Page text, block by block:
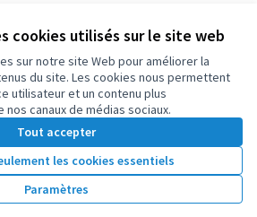
cookies utilisés sur le site web
sur notre site Web pour améliorer la
du site. Les cookies nous permettent
utilisateur et un contenu plus
canaux de médias sociaux.
Tout accepter
les cookies essentiels
Paramètres
la langueElegir el idioma
libre Decidim .
Licence
(Lien